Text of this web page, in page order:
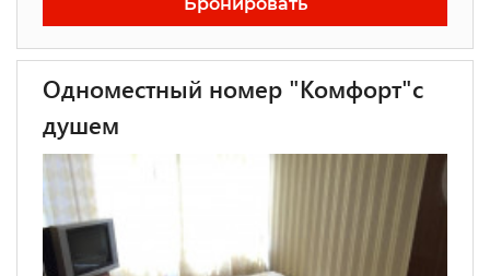
Одноместный номер "Комфорт"с
душем